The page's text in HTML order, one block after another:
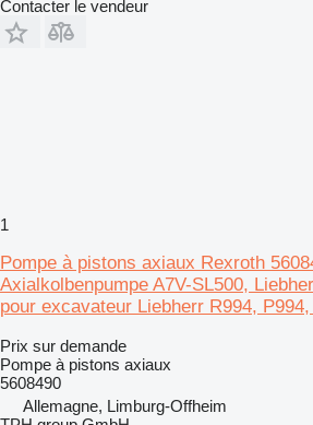
Contacter le vendeur
1
Pompe à pistons axiaux Rexroth
Axialkolbenpumpe A7V-SL500,
pour excavateur Liebherr R994,
Prix sur demande
Pompe à pistons axiaux
5608490
Allemagne, Limburg-Offheim